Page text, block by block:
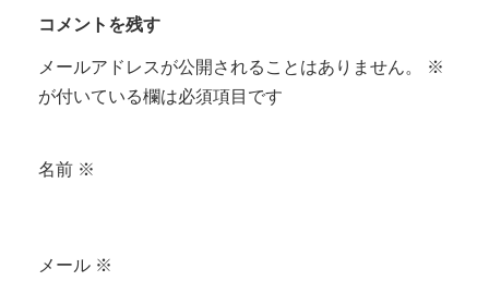
コメントを残す
メールアドレスが公開されることはありません。
※
が付いている欄は必須項目です
名前 ※
メール ※